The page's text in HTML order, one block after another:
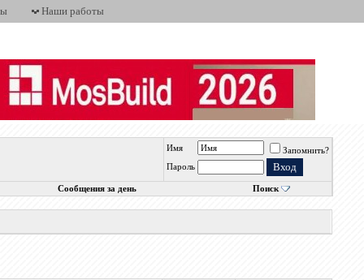
Наши работы
Имя
Запомнить?
Пароль
Сообщения за день Поиск